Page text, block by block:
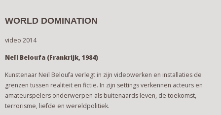
WORLD DOMINATION
video 2014
Neïl Beloufa (Frankrijk, 1984)
Kunstenaar Neïl Beloufa verlegt in zijn videowerken en installaties de
grenzen tussen realiteit en fictie. In zijn settings verkennen acteurs en
amateurspelers onderwerpen als buitenaards leven, de toekomst,
terrorisme, liefde en wereldpolitiek.